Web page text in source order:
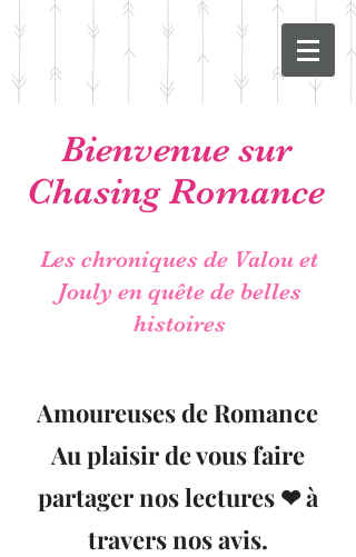
Bienvenue sur
Chasing Romance
Les chroniques de Valou et
Jouly en quête de belles
histoires
Amoureuses de Romance
Au plaisir de vous faire
partager nos lectures ❤ à
travers nos avis.